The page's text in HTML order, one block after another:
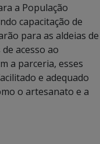
a População
capacitação de
para as aldeias de
acesso ao
a parceria, esses
e adequado
o artesanato e a